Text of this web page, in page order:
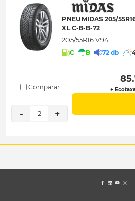
PNEU MIDAS 205/
XL C-B-B-72
205/55R16 V94
C B 72 db
Comparar
- 2 +
+